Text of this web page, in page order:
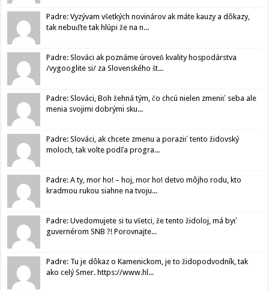
Padre: Vyzývam všetkých novinárov ak máte kauzy a dôkazy,
tak nebuďte tak hlúpi že na n...
Padre: Slováci ak poznáme úroveň kvality hospodárstva
/vygooglite si/ za Slovenského št...
Padre: Slováci, Boh žehná tým, čo chcú nielen zmeniť seba ale
menia svojimi dobrými sku...
Padre: Slováci, ak chcete zmenu a poraziť tento židovský
moloch, tak volte podľa progra...
Padre: A ty, mor ho! – hoj, mor ho! detvo môjho rodu, kto
kradmou rukou siahne na tvoju...
Padre: Uvedomujete si tu všetci, že tento židoloj, má byť
guvernérom SNB ?! Porovnajte...
Padre: Tu je dôkaz o Kamenickom, je to židopodvodník, tak
ako celý Smer. https://www.hl...